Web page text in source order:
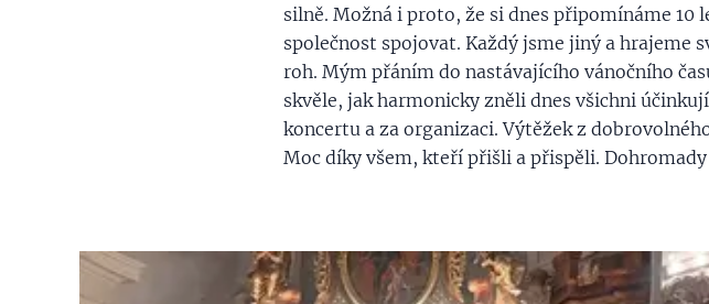
silně. Možná i proto, že si dnes připomínáme
společnost spojovat. Každý jsme jiný a hrajeme
roh. Mým přáním do nastávajícího vánočního
skvěle, jak harmonicky zněli dnes všichni
koncertu a za organizaci. Výtěžek z
Moc díky všem, kteří přišli a přispěli.